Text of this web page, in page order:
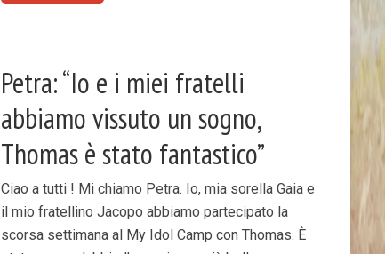
Petra: “Io e i miei fratelli
abbiamo vissuto un sogno,
Thomas è stato fantastico”
Ciao a tutti ! Mi chiamo Petra. Io, mia sorella Gaia e
il mio fratellino Jacopo abbiamo partecipato la
scorsa settimana al My Idol Camp con Thomas. È